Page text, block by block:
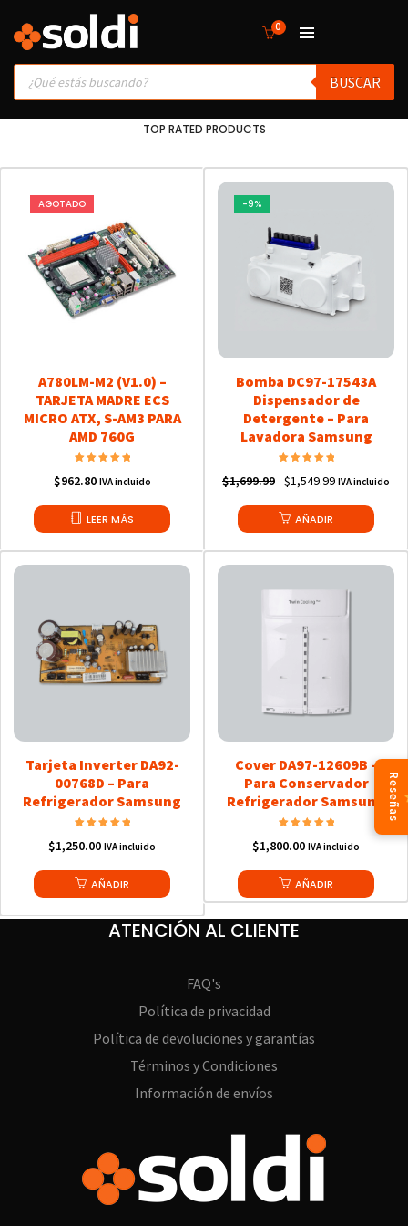
0
Products
search
BUSCAR
TOP RATED PRODUCTS
AGOTADO
A780LM-M2 (V1.0) –
TARJETA MADRE ECS
MICRO ATX, S-AM3 PARA
AMD 760G
5.00
$962.80 IVA incluido
LEER MÁS
-9%
Bomba DC97-17543A
Dispensador de
Detergente – Para
Lavadora Samsung
5.00
de 5
$1,699.99 Original
was:
$1,549.99Current
IVA incluido
AÑADIR
Tarjeta Inverter DA92-
00768D – Para
Refrigerador Samsung
5.00
$1,250.00 IVA incluido
AÑADIR
Cover DA97-12609B –
Para Conservador
Refrigerador Samsung
5.00
$1,800.00 IVA incluido
AÑADIR
ATENCIÓN AL CLIENTE
FAQ's
Política de privacidad
Política de devoluciones y garantías
Términos y Condiciones
Información de envíos
Reseñas